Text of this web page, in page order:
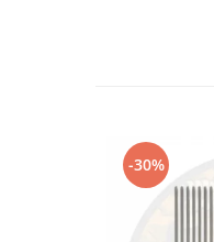
-30%